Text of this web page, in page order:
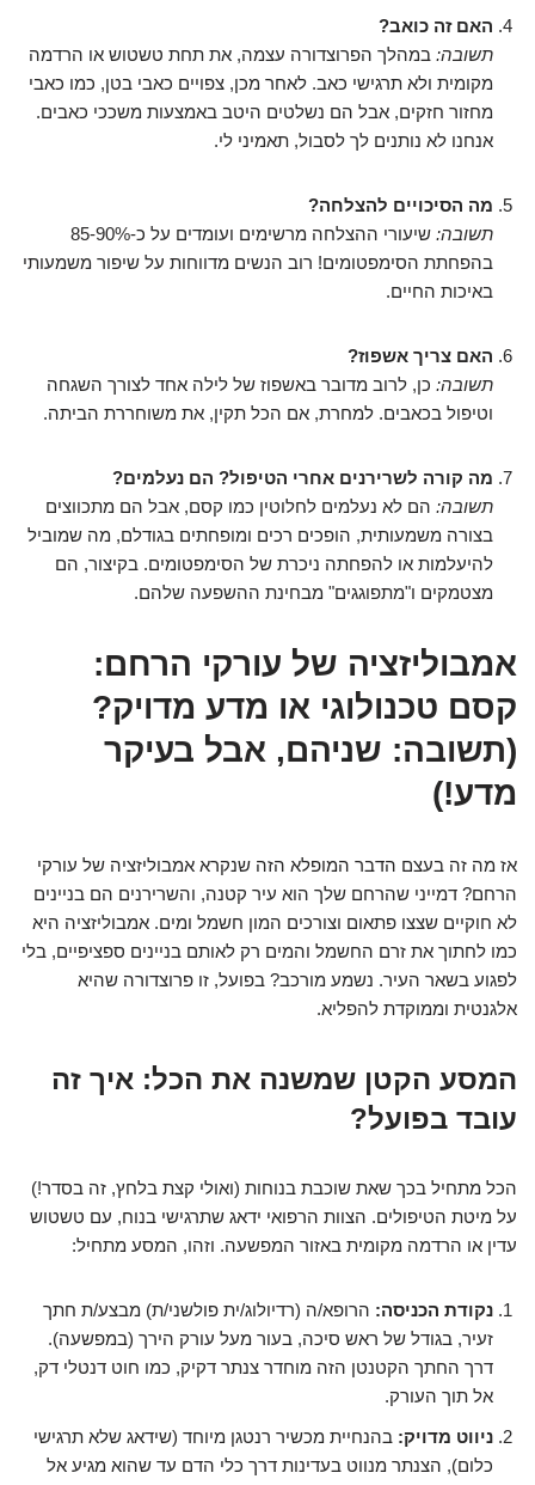
האם זה כואב?
תשובה: במהלך הפרוצדורה עצמה, את תחת טשטוש או הרדמה
מקומית ולא תרגישי כאב. לאחר מכן, צפויים כאבי בטן, כמו כאבי
מחזור חזקים, אבל הם נשלטים היטב באמצעות משככי כאבים.
אנחנו לא נותנים לך לסבול, תאמיני לי.
מה הסיכויים להצלחה?
תשובה:
שיעורי ההצלחה מרשימים ועומדים על כ-85-90%
בהפחתת הסימפטומים! רוב הנשים מדווחות על שיפור משמעותי
באיכות החיים.
האם צריך אשפוז?
תשובה: כן, לרוב מדובר באשפוז של לילה אחד לצורך השגחה
וטיפול בכאבים. למחרת, אם הכל תקין, את משוחררת הביתה.
מה קורה לשרירנים אחרי הטיפול? הם נעלמים?
תשובה: הם לא נעלמים לחלוטין כמו קסם, אבל הם מתכווצים
בצורה משמעותית, הופכים רכים ומופחתים בגודלם, מה שמוביל
להיעלמות או להפחתה ניכרת של הסימפטומים. בקיצור, הם
מצטמקים ו"מתפוגגים" מבחינת ההשפעה שלהם.
אמבוליזציה של עורקי הרחם:
קסם טכנולוגי או מדע מדויק?
(תשובה: שניהם, אבל בעיקר
מדע!)
אז מה זה בעצם הדבר המופלא הזה שנקרא אמבוליזציה של עורקי
הרחם? דמייני שהרחם שלך הוא עיר קטנה, והשרירנים הם בניינים
לא חוקיים שצצו פתאום וצורכים המון חשמל ומים. אמבוליזציה היא
כמו לחתוך את זרם החשמל והמים רק לאותם בניינים ספציפיים, בלי
לפגוע בשאר העיר. נשמע מורכב? בפועל, זו פרוצדורה שהיא
אלגנטית וממוקדת להפליא.
המסע הקטן שמשנה את הכל: איך זה
עובד בפועל?
הכל מתחיל בכך שאת שוכבת בנוחות (ואולי קצת בלחץ, זה בסדר!)
על מיטת הטיפולים. הצוות הרפואי ידאג שתרגישי בנוח, עם טשטוש
עדין או הרדמה מקומית באזור המפשעה. וזהו, המסע מתחיל:
נקודת הכניסה: הרופא/ה (רדיולוג/ית פולשני/ת) מבצע/ת חתך
זעיר, בגודל של ראש סיכה, בעור מעל עורק הירך (במפשעה).
דרך החתך הקטנטן הזה מוחדר צנתר דקיק, כמו חוט דנטלי דק,
אל תוך העורק.
ניווט מדויק: בהנחיית מכשיר רנטגן מיוחד (שידאג שלא תרגישי
כלום), הצנתר מנווט בעדינות דרך כלי הדם עד שהוא מגיע אל